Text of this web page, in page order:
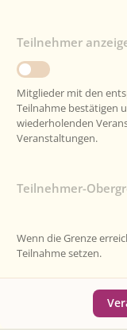
Teilnehmer
Mitglieder mit den
Teilnahme bestätigen
wiederholenden
Veranstaltungen.
Teilnehmer-
Wenn die Grenze
Teilnahme setzen.